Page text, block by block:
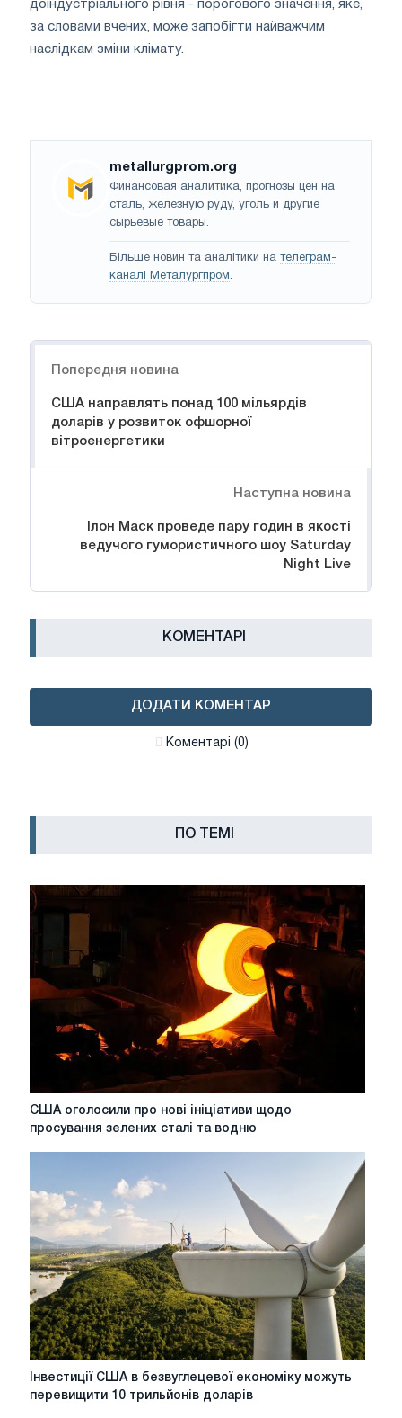
доіндустріального рівня - порогового значення, яке,
за словами вчених, може запобігти найважчим
наслідкам зміни клімату.
metallurgprom.org
Финансовая аналитика, прогнозы цен на
сталь, железную руду, уголь и другие
сырьевые товары.
Більше новин та аналітики на телеграм-
каналі Металургпром.
Попередня новина
США направлять понад 100 мільярдів
доларів у розвиток офшорної
вітроенергетики
Наступна новина
Ілон Маск проведе пару годин в якості
ведучого гумористичного шоу Saturday
Night Live
КОМЕНТАРІ
ДОДАТИ КОМЕНТАР
Коментарі (0)
ПО ТЕМІ
США
щодо
просування
зелених
сталі
та
водню
США оголосили про нові ініціативи щодо
просування зелених сталі та водню
Інвестиції
Інвестиції США в безвуглецевої економіку можуть
перевищити 10 трильйонів доларів